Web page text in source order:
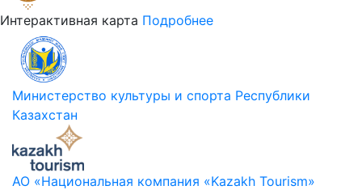
Интерактивная карта Подробнее
Министерство культуры и спорта Республики
Казахстан
АО «Национальная компания «Kazakh Tourism»